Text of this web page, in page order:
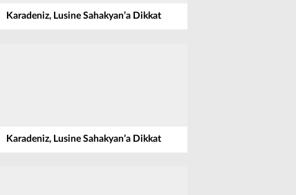
Karadeniz, Lusine Sahakyan’a Dikkat
Karadeniz, Lusine Sahakyan’a Dikkat